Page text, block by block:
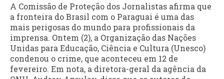
A Comissão de Proteção dos Jornalistas afirma que
a fronteira do Brasil com o Paraguai é uma das
mais perigosas do mundo para profissionais da
imprensa. Ontem (2), a Organização das Nações
Unidas para Educação, Ciência e Cultura (Unesco)
condenou o crime, que aconteceu em 12 de
fevereiro. Em nota, a diretora-geral da agência da